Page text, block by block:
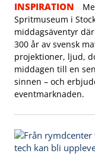
INSPIRATION
Spritmuseum i
middagsäventyr
300 år av svensk
projektioner, ljud,
middagen till en
sinnen – och
eventmarknaden.